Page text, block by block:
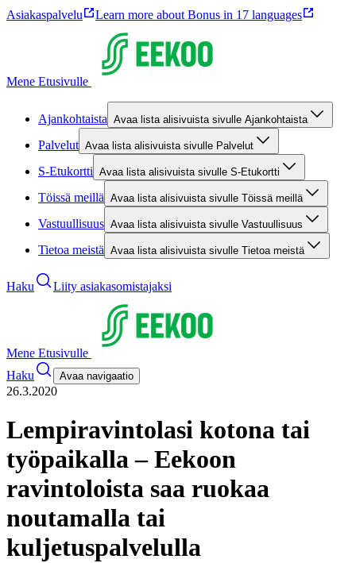
Asiakaspalvelu Learn more about Bonus in 17 languages
Mene Etusivulle
Ajankohtaista Avaa lista alisivuista sivulle Ajankohtaista
Palvelut Avaa lista alisivuista sivulle Palvelut
S-Etukortti Avaa lista alisivuista sivulle S-Etukortti
Töissä meillä Avaa lista alisivuista sivulle Töissä meillä
Vastuullisuus Avaa lista alisivuista sivulle Vastuullisuus
Tietoa meistä Avaa lista alisivuista sivulle Tietoa meistä
Haku Liity asiakasomistajaksi
Mene Etusivulle
Haku
Avaa navigaatio
26.3.2020
Lempiravintolasi kotona tai
työpaikalla – Eekoon
ravintoloista saa ruokaa
noutamalla tai
kuljetuspalvelulla